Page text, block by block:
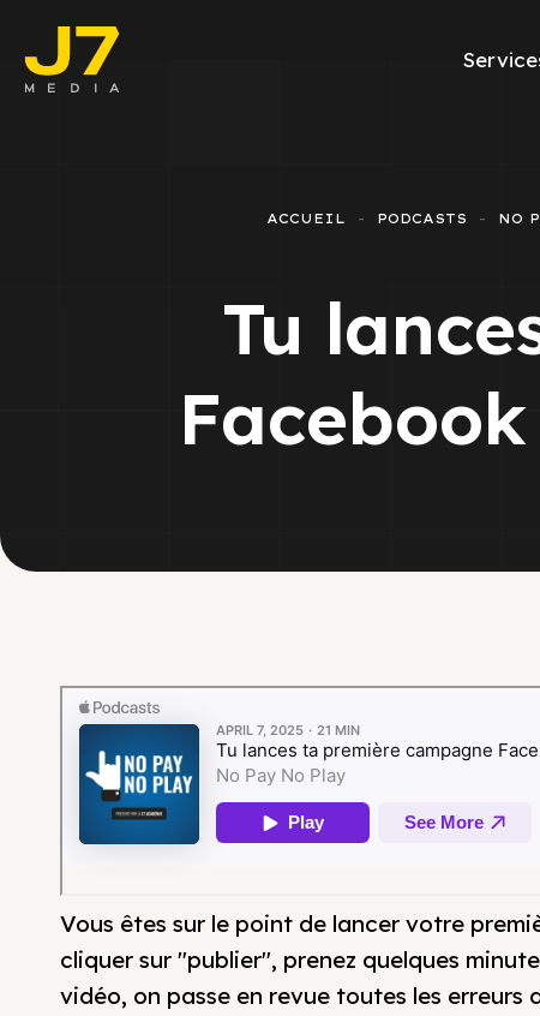
E-commerce
Google Ads
Rapports Meta
ACCUEIL PODCASTS NO
Tu
Vous êtes sur le point de lancer votre
cliquer sur "publier", prenez quelques
vidéo, on passe en revue toutes les